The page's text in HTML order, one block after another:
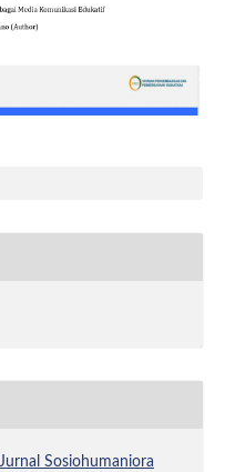
Sosiohumaniora